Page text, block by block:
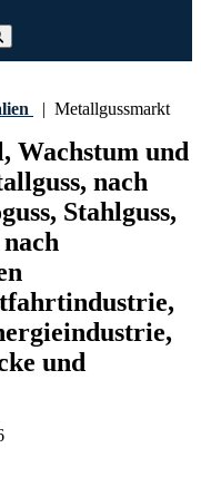
| Metallgussmarkt
und
nach
Stahlguss,
und